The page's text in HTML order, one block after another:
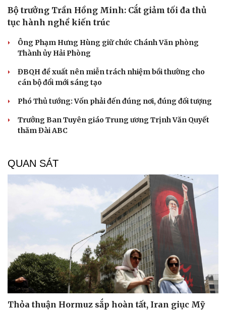
Bộ trưởng Trần Hồng Minh: Cắt giảm tối đa thủ
tục hành nghề kiến trúc
Ông Phạm Hưng Hùng giữ chức Chánh Văn phòng
Thành ủy Hải Phòng
ĐBQH đề xuất nên miễn trách nhiệm bồi thường cho
cán bộ đổi mới sáng tạo
Phó Thủ tướng: Vốn phải đến đúng nơi, đúng đối tượng
Trưởng Ban Tuyên giáo Trung ương Trịnh Văn Quyết
thăm Đài ABC
QUAN SÁT
Thỏa thuận Hormuz sắp hoàn tất, Iran giục Mỹ